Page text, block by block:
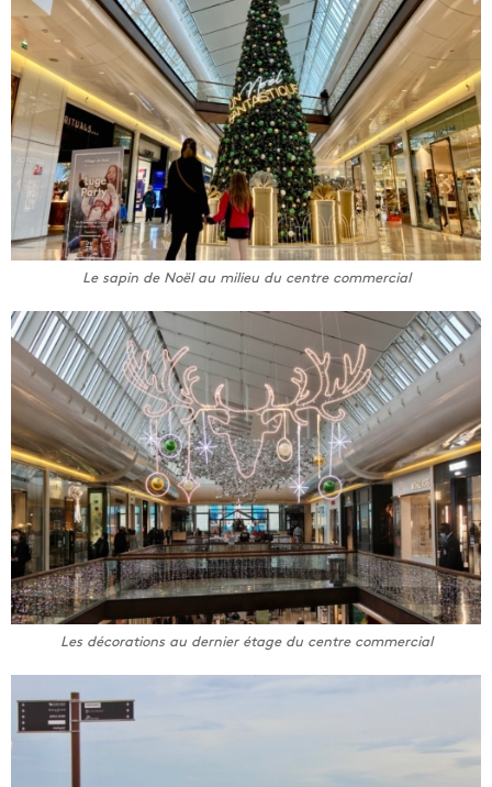
Le sapin de Noël au milieu du centre commercial
Les décorations au dernier étage du centre commercial